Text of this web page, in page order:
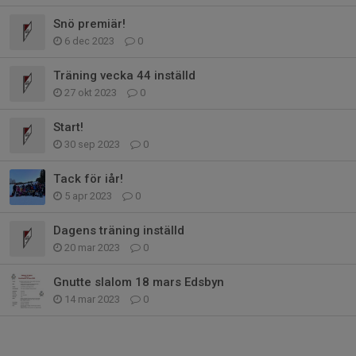
Snö premiär!
6 dec 2023 0
Träning vecka 44 inställd
27 okt 2023 0
Start!
30 sep 2023 0
Tack för iår!
5 apr 2023 0
Dagens träning inställd
20 mar 2023 0
Gnutte slalom 18 mars Edsbyn
14 mar 2023 0